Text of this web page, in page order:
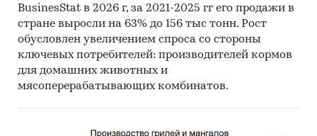
BusinesStat в 2026 г, за 2021-2025 гг его продажи в
стране выросли на 63% до 156 тыс тонн. Рост
обусловлен увеличением спроса со стороны
ключевых потребителей: производителей кормов
для домашних животных и
мясоперерабатывающих комбинатов.